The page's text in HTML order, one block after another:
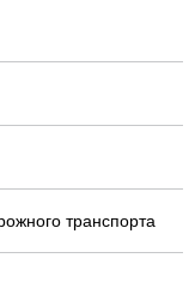
транспорта